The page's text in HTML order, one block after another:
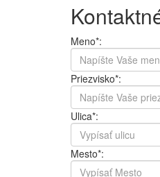
Meno*:
Priezvisko*:
Ulica*:
Mesto*: